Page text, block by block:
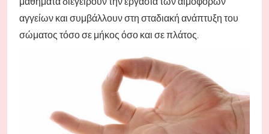
αγγείων και συμβάλλουν στη σταδιακή ανάπτυξη του
σώματος τόσο σε μήκος όσο και σε πλάτος.